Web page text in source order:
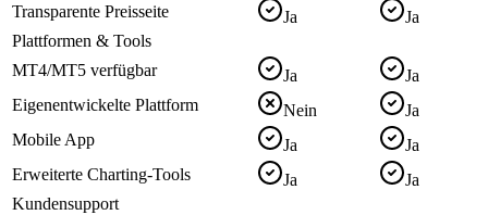
Transparente Preisseite
Ja
Ja
Plattformen & Tools
MT4/MT5 verfügbar
Ja
Ja
Eigenentwickelte Plattform
Nein
Ja
Mobile App
Ja
Ja
Erweiterte Charting-Tools
Ja
Ja
Kundensupport